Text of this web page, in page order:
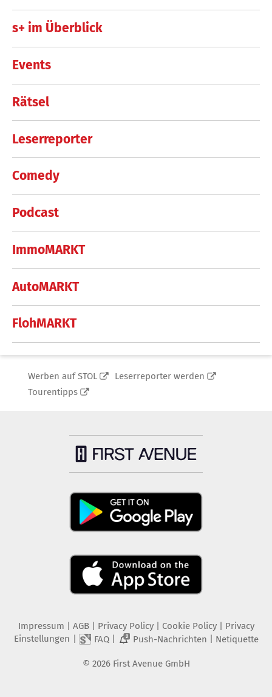
s+ im Überblick
Events
Rätsel
Leserreporter
Comedy
Podcast
ImmoMARKT
AutoMARKT
FlohMARKT
Werben auf STOL
Leserreporter werden
Tourentipps
Impressum | AGB | Privacy Policy| Cookie Policy| Privacy
Einstellungen | FAQ| 2 Push-Nachrichten | Netiquette
© 2026 First Avenue GmbH